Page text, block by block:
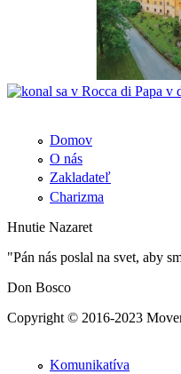
Domov
O nás
Zakladateľ
Charizma
Hnutie Nazaret
"Pán nás poslal na svet, aby
Don Bosco
Copyright © 2016-2023
Komunikatíva